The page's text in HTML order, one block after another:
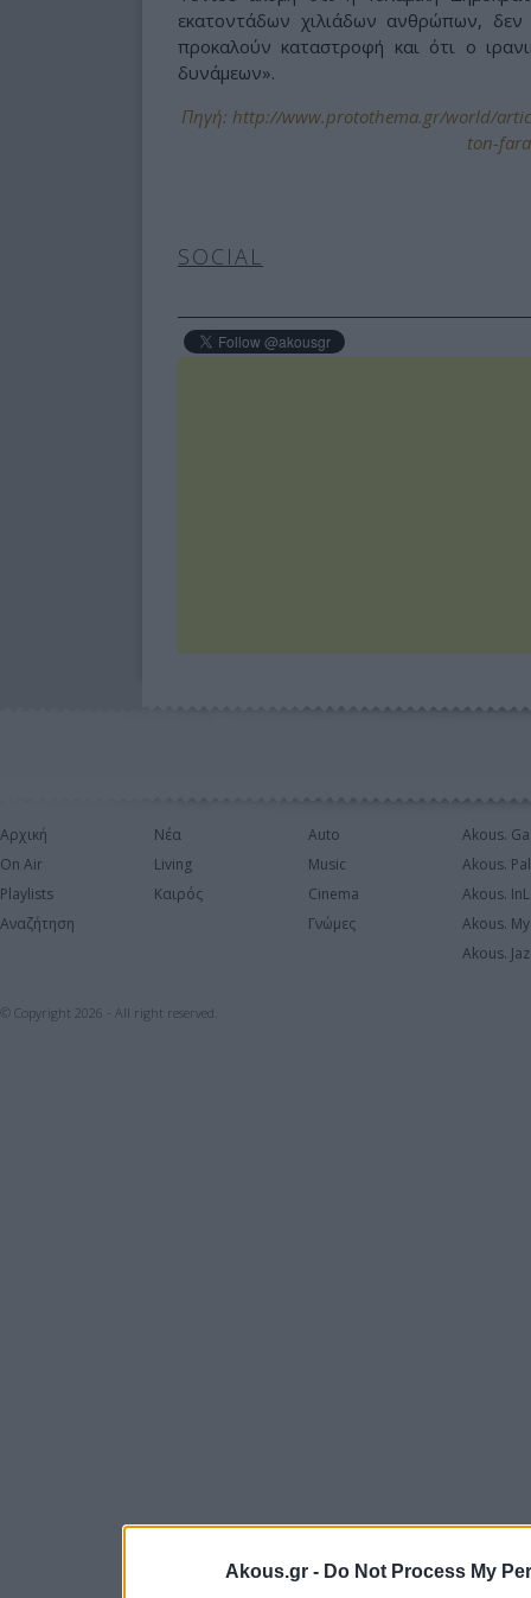
Akous.gr - Do Not Process My
εκατοντάδων χιλιάδων ανθρώπων,
προκαλούν καταστροφή και ότι ο
δυνάμεων».
Πηγή: http://www.protothema.gr/world/
ton-
SOCIAL
Αρχική
On Air
Playlists
Αναζήτηση
Νέα
Living
Καιρός
Auto
Music
Cinema
Γνώμες
Akous.
Akous.
Akous.
Akous.
Akous.
© Copyright 2026 - All right reserved.